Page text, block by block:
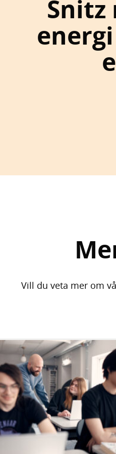
Vill du veta mer om